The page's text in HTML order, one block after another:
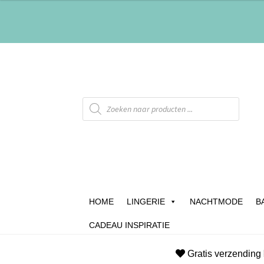
HOME LINGERIE NACHTMODE
CADEAU INSPIRATIE
Algemene Voorwaarden
Gratis verzending